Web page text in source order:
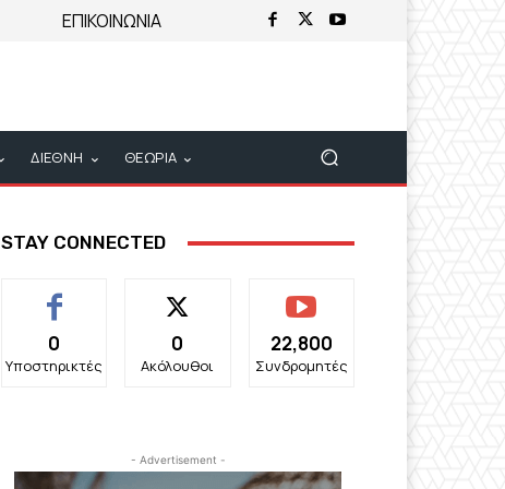
ΕΠΙΚΟΙΝΩΝΙΑ
ΔΙΕΘΝΗ ΘΕΩΡΙΑ
STAY CONNECTED
0
Υποστηρικτές
0
Ακόλουθοι
22,800
Συνδρομητές
- Advertisement -